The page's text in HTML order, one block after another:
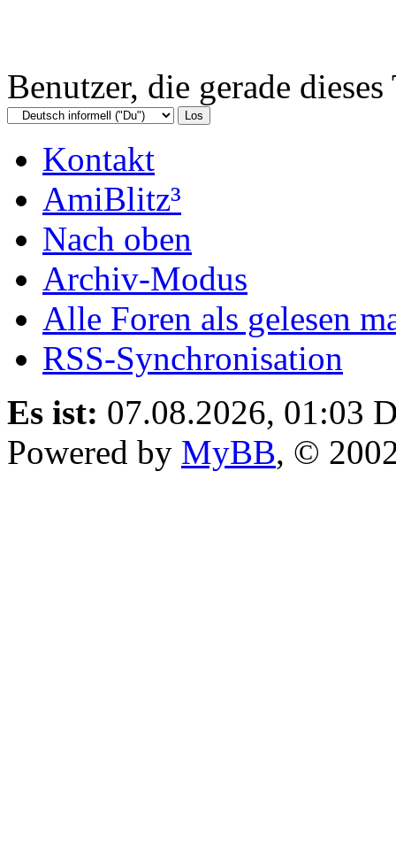
Benutzer, die gerade
Kontakt
AmiBlitz³
Nach oben
Archiv-Modus
Alle Foren als gelesen
RSS-Synchronisation
Es ist: 07.08.2026, 01:03
Powered by MyBB, ©